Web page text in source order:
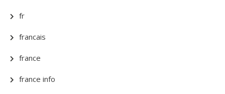
fr
francais
france
france info